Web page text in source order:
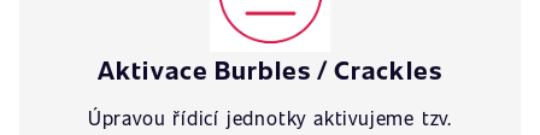
Aktivace Burbles / Crackles
Úpravou řídicí jednotky aktivujeme tzv.